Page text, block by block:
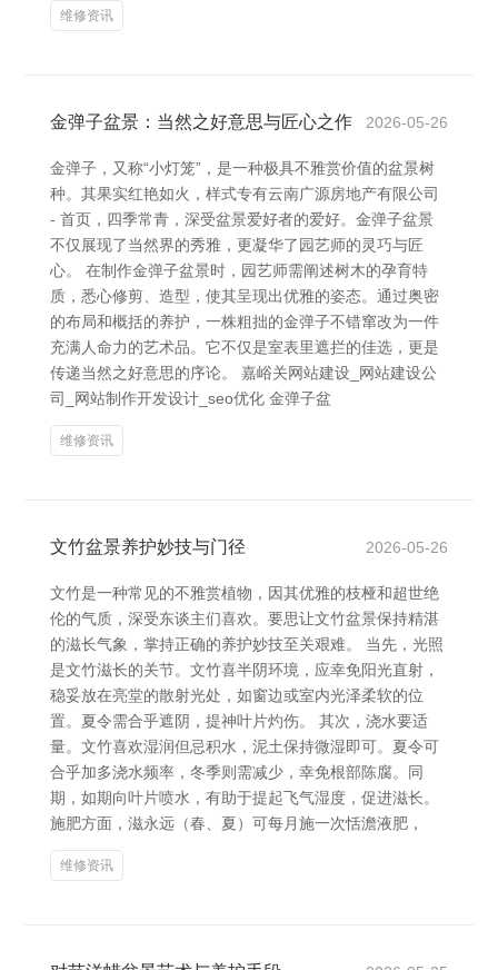
维修资讯
金弹子盆景：当然之好意思与匠心之作 2026-05-26
金弹子，又称“小灯笼”，是一种极具不雅赏价值的盆景树
种。其果实红艳如火，样式专有云南广源房地产有限公司
- 首页，四季常青，深受盆景爱好者的爱好。金弹子盆景
不仅展现了当然界的秀雅，更凝华了园艺师的灵巧与匠
心。 在制作金弹子盆景时，园艺师需阐述树木的孕育特
质，悉心修剪、造型，使其呈现出优雅的姿态。通过奥密
的布局和概括的养护，一株粗拙的金弹子不错窜改为一件
充满人命力的艺术品。它不仅是室表里遮拦的佳选，更是
传递当然之好意思的序论。 嘉峪关网站建设_网站建设公
司_网站制作开发设计_seo优化 金弹子盆
维修资讯
文竹盆景养护妙技与门径 2026-05-26
文竹是一种常见的不雅赏植物，因其优雅的枝桠和超世绝
伦的气质，深受东谈主们喜欢。要思让文竹盆景保持精湛
的滋长气象，掌持正确的养护妙技至关艰难。 当先，光照
是文竹滋长的关节。文竹喜半阴环境，应幸免阳光直射，
稳妥放在亮堂的散射光处，如窗边或室内光泽柔软的位
置。夏令需合乎遮阴，提神叶片灼伤。 其次，浇水要适
量。文竹喜欢湿润但忌积水，泥土保持微湿即可。夏令可
合乎加多浇水频率，冬季则需减少，幸免根部陈腐。同
期，如期向叶片喷水，有助于提起飞气湿度，促进滋长。
施肥方面，滋永远（春、夏）可每月施一次恬澹液肥，
维修资讯